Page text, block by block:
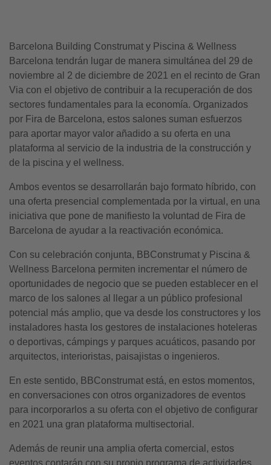
Barcelona Building Construmat y Piscina & Wellness
Barcelona tendrán lugar de manera simultánea del 29 de
noviembre al 2 de diciembre de 2021 en el recinto de Gran
Via con el objetivo de contribuir a la recuperación de dos
sectores fundamentales para la economía. Organizados
por Fira de Barcelona, estos salones suman esfuerzos
para aportar mayor valor añadido a su oferta en una
plataforma al servicio de la industria de la construcción y
de la piscina y el wellness.
Ambos eventos se desarrollarán bajo formato híbrido, con
una oferta presencial complementada por la virtual, en una
iniciativa que pone de manifiesto la voluntad de Fira de
Barcelona de ayudar a la reactivación económica.
Con su celebración conjunta, BBConstrumat y Piscina &
Wellness Barcelona permiten incrementar el número de
oportunidades de negocio que se pueden establecer en el
marco de los salones al llegar a un público profesional
potencial más amplio, que va desde los constructores y los
instaladores hasta los gestores de instalaciones hoteleras
o deportivas, cámpings y parques acuáticos, pasando por
arquitectos, interioristas, paisajistas o ingenieros.
En este sentido, BBConstrumat está, en estos momentos,
en conversaciones con otros organizadores de eventos
para incorporarlos a su oferta con el objetivo de configurar
en 2021 una gran plataforma multisectorial.
Además de reunir una amplia oferta comercial, estos
eventos contarán con su propio programa de actividades.